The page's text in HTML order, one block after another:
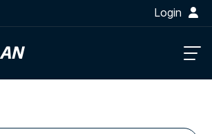
Login